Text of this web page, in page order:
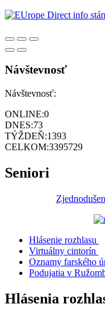
Návštevnosť
Návštevnosť:
ONLINE:0
DNES:73
TÝŽDEŇ:1393
CELKOM:3395729
Seniori
Hlásenie rozhlasu
Virtuálny cintorín
Oznamy farského
Podujatia v
Hlásenia